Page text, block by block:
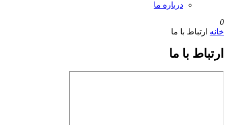
درباره ما
0
خانه ارتباط با ما
ارتباط با ما